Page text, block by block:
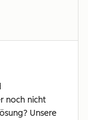
noch nicht
Unsere